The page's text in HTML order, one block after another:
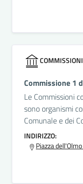
COMMISSIONI
Commissione 1
Le Commissioni
sono organismi
Comunale e dei
INDIRIZZO:
Piazza